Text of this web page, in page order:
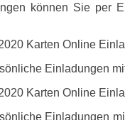
können Sie per
Karten Online
Einladungen
Karten Online
Einladungen